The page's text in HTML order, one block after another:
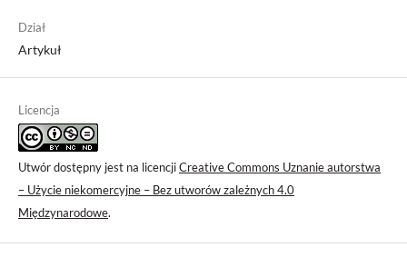
Dział
Artykuł
Licencja
Utwór dostępny jest na licencjiCreative Commons Uznanie autorstwa
– Użycie niekomercyjne – Bez utworów zależnych 4.0
Międzynarodowe.